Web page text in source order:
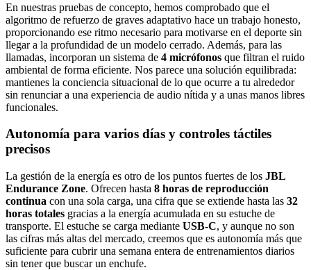
En nuestras pruebas de concepto, hemos comprobado que el
algoritmo de refuerzo de graves adaptativo hace un trabajo honesto,
proporcionando ese ritmo necesario para motivarse en el deporte sin
llegar a la profundidad de un modelo cerrado. Además, para las
llamadas, incorporan un sistema de 4 micrófonos que filtran el ruido
ambiental de forma eficiente. Nos parece una solución equilibrada:
mantienes la conciencia situacional de lo que ocurre a tu alrededor
sin renunciar a una experiencia de audio nítida y a unas manos libres
funcionales.
Autonomía para varios días y controles táctiles
precisos
La gestión de la energía es otro de los puntos fuertes de los JBL
Endurance Zone. Ofrecen hasta 8 horas de reproducción
continua con una sola carga, una cifra que se extiende hasta las 32
horas totales gracias a la energía acumulada en su estuche de
transporte. El estuche se carga mediante USB-C, y aunque no son
las cifras más altas del mercado, creemos que es autonomía más que
suficiente para cubrir una semana entera de entrenamientos diarios
sin tener que buscar un enchufe.